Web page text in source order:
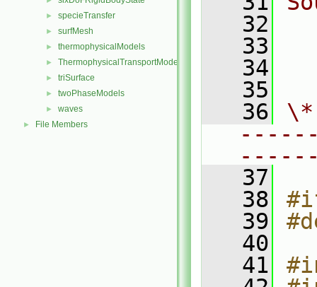
► specieTransfer
► surfMesh
► thermophysicalModels
► ThermophysicalTransportModels
► triSurface
► twoPhaseModels
► waves
► File Members
   32
   33
   34
   35
   36
   37
   38
   39
   40
   41